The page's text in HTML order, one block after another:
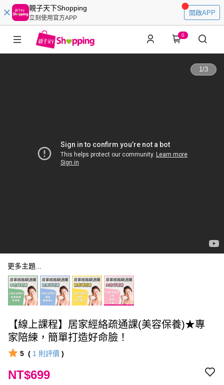
親子天下Shopping
立刻使用官方APP
開啟APP
0
1/3
更多主題...
【線上課程】居家經絡疏通課(美容保養)★專
家陪練，簡單打造好命臉！
5 ( 1 則評價 )
NT$699